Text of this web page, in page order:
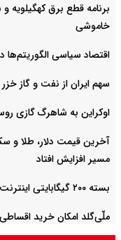
خاموشی
اقتصاد سیاسی الگوریتم‌ها
سهم ایران از نفت و گاز
اوکراین به شاهرگ گازی
مسیر افزایش افتاد
بسته ۲۰۰ گیگابایتی اینترنت رایگان برای خبرنگاران
ملّی‌گلد امکان خرید